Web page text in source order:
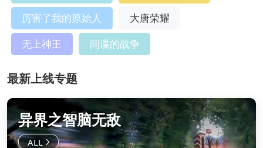
厉害了我的原始人
大唐荣耀
无上神王
间谍的战争
最新上线专题
异界之智脑无敌